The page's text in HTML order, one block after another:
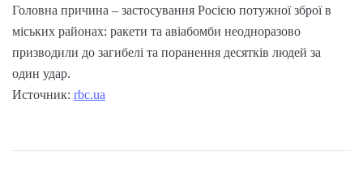
Головна причина – застосування Росією потужної зброї в
міських районах: ракети та авіабомби неодноразово
призводили до загибелі та поранення десятків людей за
один удар.
Источник: rbc.ua